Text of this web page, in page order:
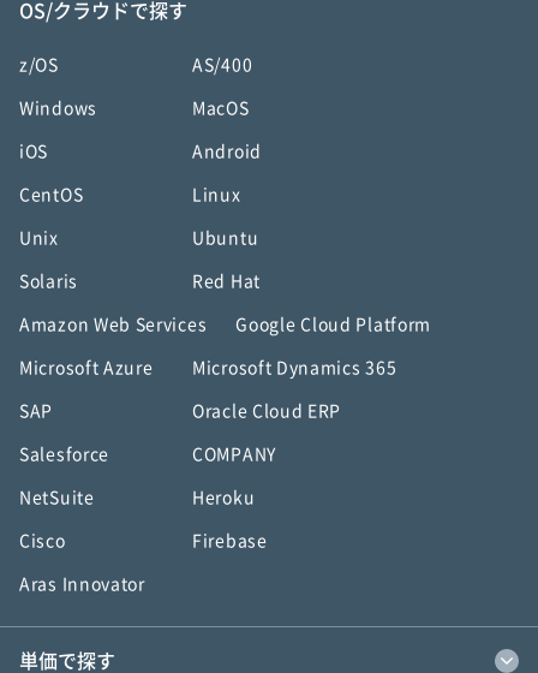
OS/クラウドで探す
z/OS AS/400
Windows MacOS
iOS Android
CentOS Linux
Unix Ubuntu
Solaris Red Hat
Amazon Web Services Google Cloud Platform
Microsoft Azure Microsoft Dynamics 365
SAP Oracle Cloud ERP
Salesforce COMPANY
NetSuite Heroku
Cisco Firebase
Aras Innovator
単価で探す